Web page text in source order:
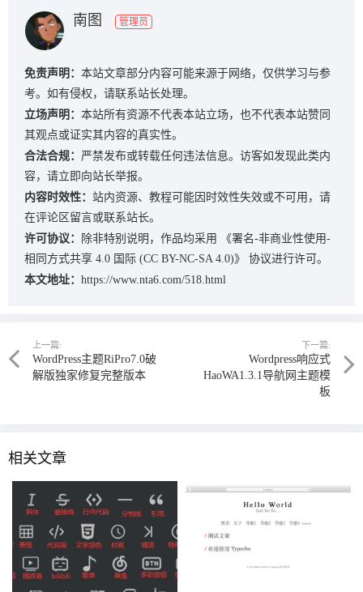
南图 管理员
免责声明： 本站文章部分内容可能来源于网络，仅供学习与参
考。如有侵权，请联系站长处理。
立场声明： 本站所有资源不代表本站立场，也不代表本站赞同
其观点或证实其内容的真实性。
合法合规： 严禁发布或转载任何违法信息。访客如发现此类内
容，请立即向站长举报。
内容时效性： 站内资源、教程可能因时效性失效或不可用，请
在评论区留言或联系站长。
许可协议：
除非特别说明，作品均采用
《署名-非商业性使用-
相同方式共享 4.0 国际 (CC BY-NC-SA 4.0)》
协议进行许可。
本文地址： https://www.nta6.com/518.html
上一篇:
WordPress主题RiPro7.0破
解版独家修复完整版本
下一篇:
Wordpress响应式
HaoWA1.3.1导航网主题模
板
相关文章